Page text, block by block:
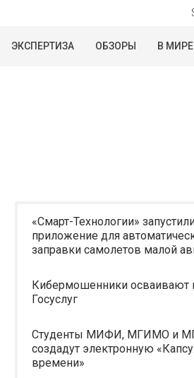
ЭКСПЕРТИЗА ОБЗОРЫ В МИРЕ
«Смарт-Технологии»
приложение для
заправки самолетов малой
Кибермошенники осваивают
Госуслуг
Студенты МИФИ, МГИМО и
создадут электронную
времени»